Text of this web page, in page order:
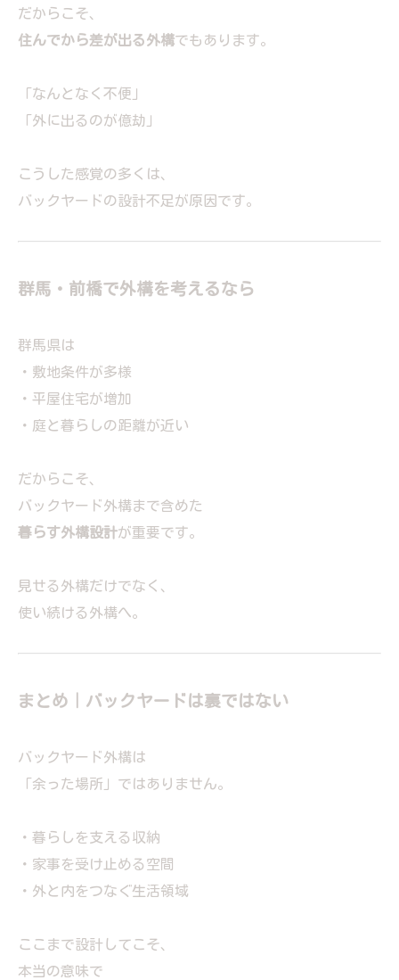
だからこそ、
住んでから差が出る外構でもあります。
「なんとなく不便」
「外に出るのが億劫」
こうした感覚の多くは、
バックヤードの設計不足が原因です。
群馬・前橋で外構を考えるなら
群馬県は
・敷地条件が多様
・平屋住宅が増加
・庭と暮らしの距離が近い
だからこそ、
バックヤード外構まで含めた
暮らす外構設計が重要です。
見せる外構だけでなく、
使い続ける外構へ。
まとめ｜バックヤードは裏ではない
バックヤード外構は
「余った場所」ではありません。
・暮らしを支える収納
・家事を受け止める空間
・外と内をつなぐ生活領域
ここまで設計してこそ、
本当の意味で